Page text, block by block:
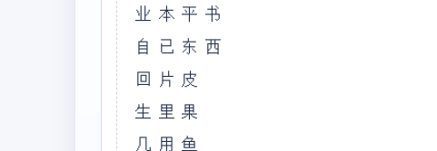
业本平书
自已东西
回片皮
生里果
几用鱼